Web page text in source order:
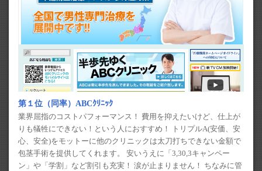
第１位（同率）ABCｸﾘﾆｯｸ
業界屈指のコストパフォーマンス！ 費用を抑えたいけど、仕上が
りも犠牲にできない！という人におすすめ！ トリプルA(安価、安
心、安全)をモットーに他のクリニックは太刀打ちできない金額で
包茎手術を提供してくれます。 安いうえに「3,30,3キャンペー
ン」や「学割」など割引も充実！ 涙が止まりません！ ちなみに管